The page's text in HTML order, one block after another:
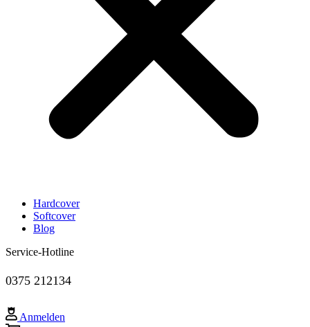
Hardcover
Softcover
Blog
Service-Hotline
0375 212134
Anmelden